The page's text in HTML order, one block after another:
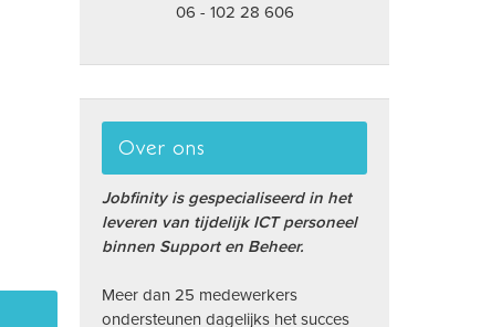
06 - 102 28 606
Over ons
Jobfinity is gespecialiseerd in het
leveren van tijdelijk ICT personeel
binnen Support en Beheer.
Meer dan 25 medewerkers
ondersteunen dagelijks het succes